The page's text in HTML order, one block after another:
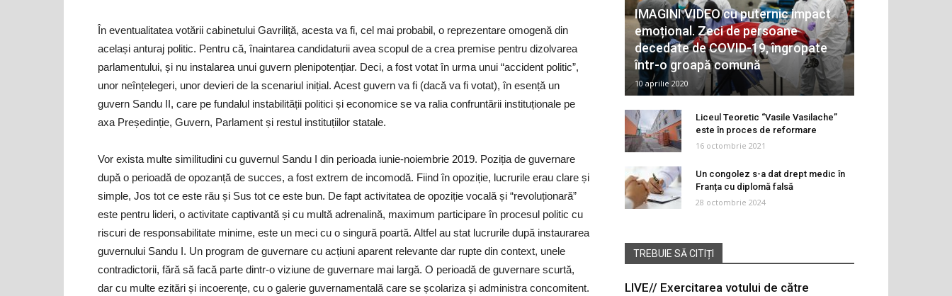
În eventualitatea votării cabinetului Gavriliță, acesta va fi, cel mai probabil, o reprezentare omogenă din
același anturaj politic. Pentru că, înaintarea candidaturii avea scopul de a crea premise pentru dizolvarea
parlamentului, și nu instalarea unui guvern plenipotențiar. Deci, a fost votat în urma unui “accident politic”,
unor neînțelegeri, unor devieri de la scenariul inițial. Acest guvern va fi (dacă va fi votat), în esență un
guvern Sandu II, care pe fundalul instabilității politici și economice se va ralia confruntării instituționale pe
axa Președinție, Guvern, Parlament și restul instituțiilor statale.
Vor exista multe similitudini cu guvernul Sandu I din perioada iunie-noiembrie 2019. Poziția de guvernare
după o perioadă de opozanță de succes, a fost extrem de incomodă. Fiind în opoziție, lucrurile erau clare și
simple, Jos tot ce este rău și Sus tot ce este bun. De fapt activitatea de opoziție vocală și “revoluționară”
este pentru lideri, o activitate captivantă și cu multă adrenalină, maximum participare în procesul politic cu
riscuri de responsabilitate minime, este un meci cu o singură poartă. Altfel au stat lucrurile după instaurarea
guvernului Sandu I. Un program de guvernare cu acțiuni aparent relevante dar rupte din context, unele
contradictorii, fără să facă parte dintr-o viziune de guvernare mai largă. O perioadă de guvernare scurtă,
dar cu multe ezitări și incoerențe, cu o galerie guvernamentală care se școlariza și administra concomitent.
IMAGINI VIDEO cu puternic impact
emoțional. Zeci de persoane
decedate de COVID-19, îngropate
într-o groapă comună
10 aprilie 2020
Liceul Teoretic “Vasile Vasilache”
este în proces de reformare
16 octombrie 2021
Un congolez s-a dat drept medic în
Franța cu diplomă falsă
28 octombrie 2024
TREBUIE SĂ CITIȚI
LIVE// Exercitarea votului de către